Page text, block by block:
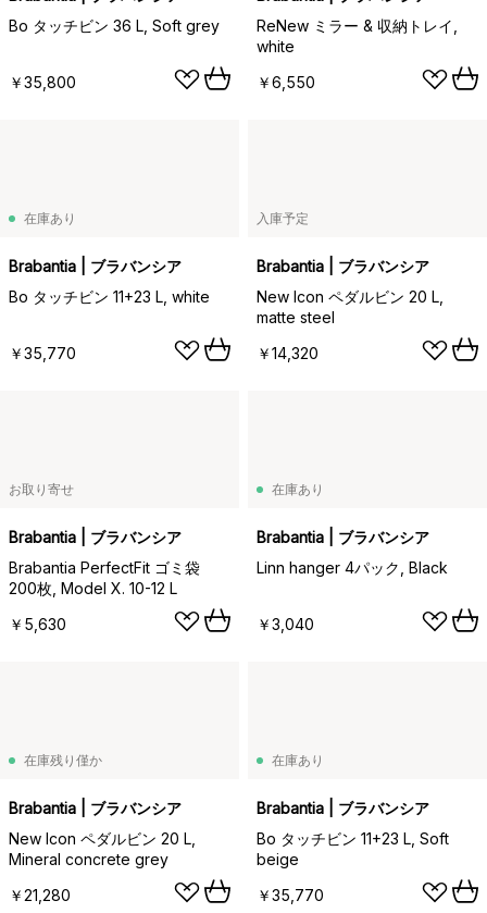
Bo タッチビン 36 L, Soft grey
￥35,800
ReNew ミラー & 収納トレイ,
white
￥6,550
在庫あり
Brabantia | ブラバンシア
Bo タッチビン 11+23 L, white
￥35,770
入庫予定
Brabantia | ブラバンシア
New Icon ペダルビン 20 L,
matte steel
￥14,320
お取り寄せ
Brabantia | ブラバンシア
Brabantia PerfectFit ゴミ袋
200枚, Model X. 10-12 L
￥5,630
在庫あり
Brabantia | ブラバンシア
Linn hanger 4パック, Black
￥3,040
在庫残り僅か
Brabantia | ブラバンシア
New Icon ペダルビン 20 L,
Mineral concrete grey
￥21,280
在庫あり
Brabantia | ブラバンシア
Bo タッチビン 11+23 L, Soft
beige
￥35,770